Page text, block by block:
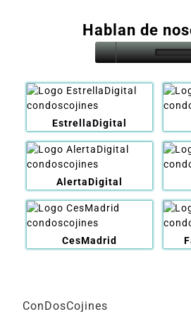
Hablan de
EstrellaDigital
AlertaDigital
CesMadrid
ConDosCojines